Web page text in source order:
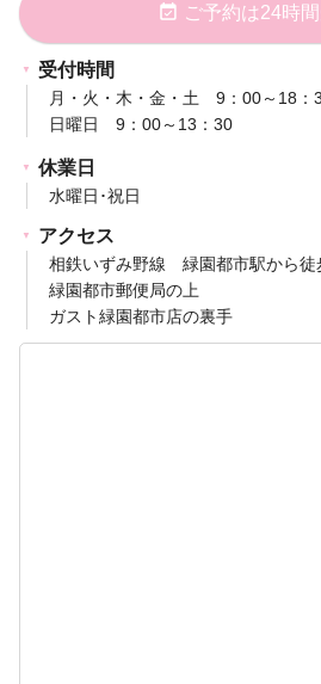
event_available ご予約は24時
受付時間
月・火・木・金・土 9：00～18：
日曜日 9：00～13：30
休業日
水曜日･祝日
アクセス
相鉄いずみ野線 緑園都市駅から徒
緑園都市郵便局の上
ガスト緑園都市店の裏手